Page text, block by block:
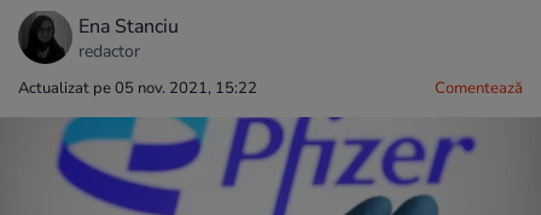
Ena Stanciu
redactor
Actualizat pe 05 nov. 2021, 15:22 Comentează